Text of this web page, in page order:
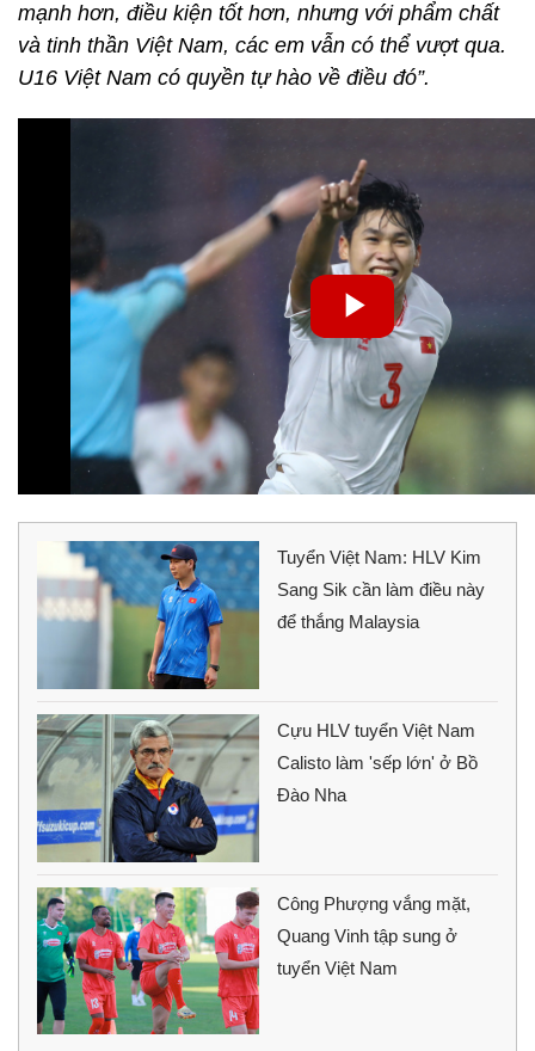
mạnh hơn, điều kiện tốt hơn, nhưng với phẩm chất
và tinh thần Việt Nam, các em vẫn có thể vượt qua.
U16 Việt Nam có quyền tự hào về điều đó”.
Tuyển Việt Nam: HLV Kim
Sang Sik cần làm điều này
để thắng Malaysia
Cựu HLV tuyển Việt Nam
Calisto làm 'sếp lớn' ở Bồ
Đào Nha
Công Phượng vắng mặt,
Quang Vinh tập sung ở
tuyển Việt Nam